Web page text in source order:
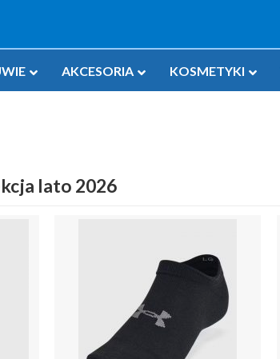
AKCESORIA KOSMETYKI
lato 2026